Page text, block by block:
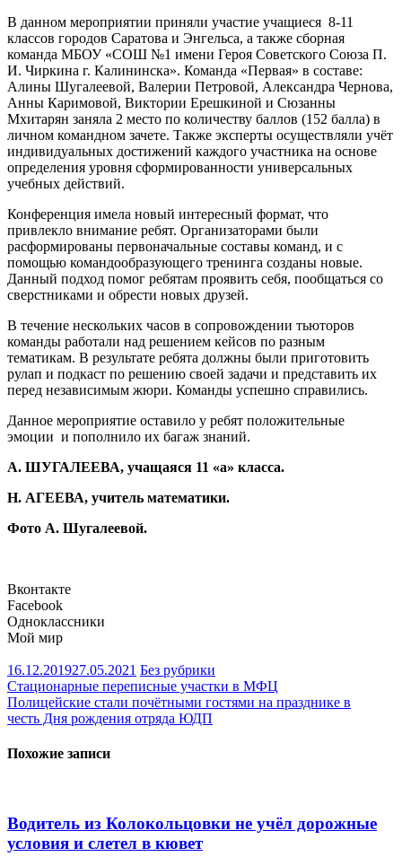
В данном мероприятии приняли участие учащиеся 8-11
классов городов Саратова и Энгельса, а также сборная
команда МБОУ «СОШ №1 имени Героя Советского Союза П.
И. Чиркина г. Калининска». Команда «Первая» в составе:
Алины Шугалеевой, Валерии Петровой, Александра Чернова,
Анны Каримовой, Виктории Ерешкиной и Сюзанны
Мхитарян заняла 2 место по количеству баллов (152 балла) в
личном командном зачете. Также эксперты осуществляли учёт
индивидуальных достижений каждого участника на основе
определения уровня сформированности универсальных
учебных действий.
Конференция имела новый интересный формат, что
привлекло внимание ребят. Организаторами были
расформированы первоначальные составы команд, и с
помощью командообразующего тренинга созданы новые.
Данный подход помог ребятам проявить себя, пообщаться со
сверстниками и обрести новых друзей.
В течение нескольких часов в сопровождении тьюторов
команды работали над решением кейсов по разным
тематикам. В результате ребята должны были приготовить
рулап и подкаст по решению своей задачи и представить их
перед независимым жюри. Команды успешно справились.
Данное мероприятие оставило у ребят положительные
эмоции и пополнило их багаж знаний.
А. ШУГАЛЕЕВА, учащаяся 11 «а» класса.
Н. АГЕЕВА, учитель математики.
Фото А. Шугалеевой.
Вконтакте
Facebook
Одноклассники
Мой мир
16.12.201927.05.2021 Без рубрики
Навигация
по
Стационарные переписные участки в МФЦ
Полицейские стали почётными гостями на празднике в
честь Дня рождения отряда ЮДП
Похожие записи
Водитель из Колокольцовки не учёл дорожные
условия и слетел в кювет